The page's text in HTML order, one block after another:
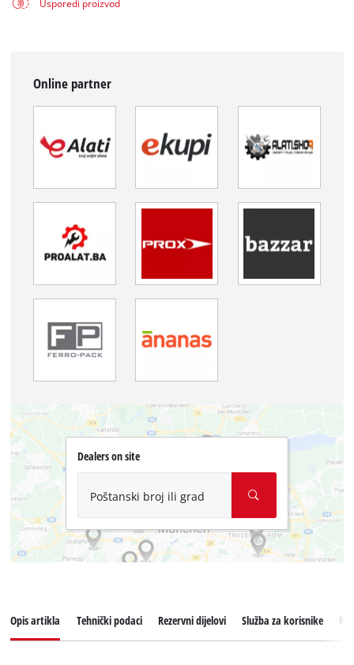
Usporedi proizvod
Online partner
Dealers on site
Poštanski broj ili grad
Opis artikla Tehnički podaci Rezervni dijelovi Služba za korisnike